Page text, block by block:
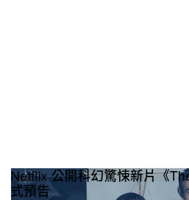
Netflix 公開科幻驚悚新片《
式預告